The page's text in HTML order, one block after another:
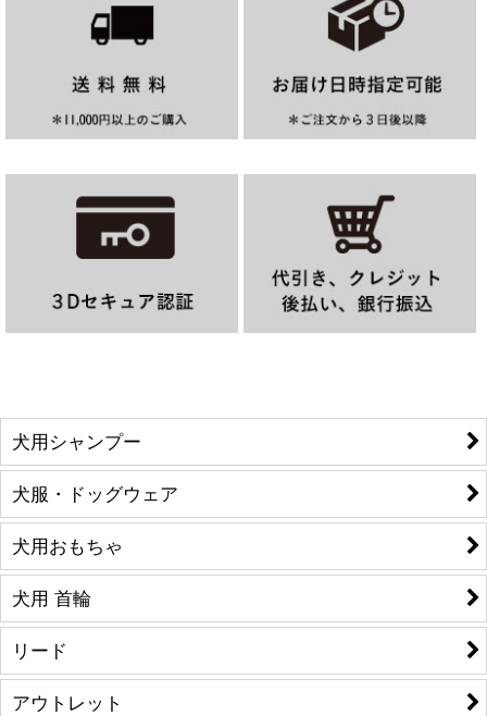
犬用シャンプー
犬服・ドッグウェア
犬用おもちゃ
犬用 首輪
リード
アウトレット